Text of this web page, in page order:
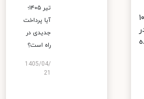
تیر ۱۴۰۵؛
آیا پرداخت
جدیدی در
راه است؟
1405/04/